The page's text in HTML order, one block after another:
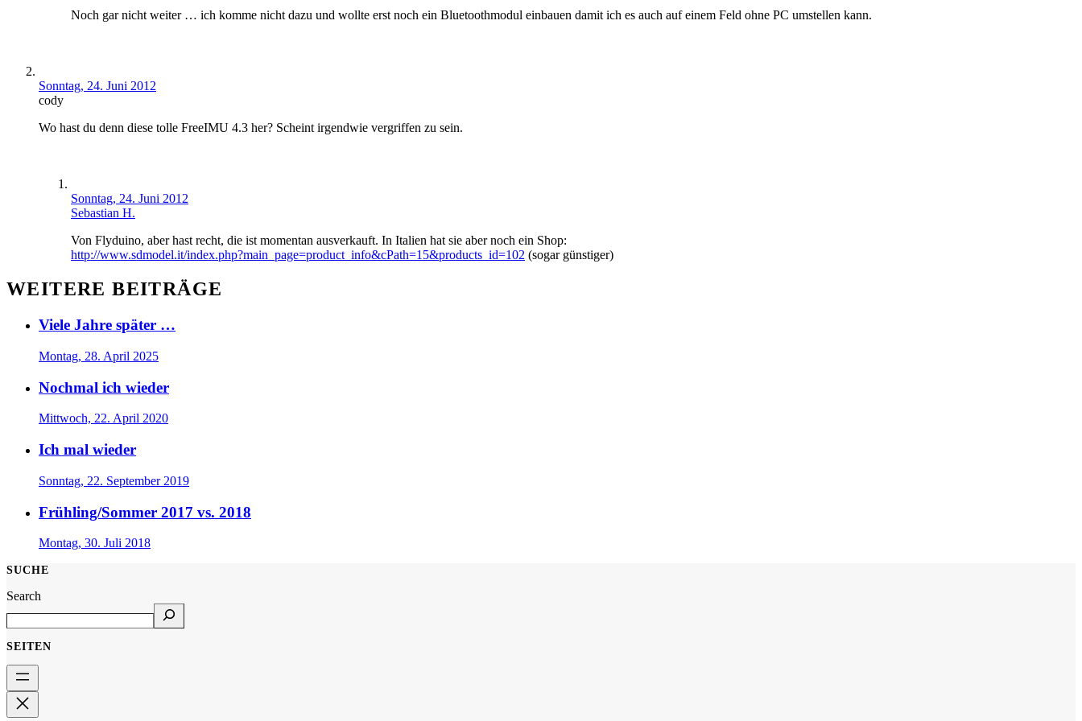
Noch gar nicht weiter … ich komme nicht dazu und wollte erst noch ein Bluetoothmodul einbauen damit ich es auch auf einem Feld ohne PC umstellen kann.
Sonntag, 24. Juni 2012
cody
Wo hast du denn diese tolle FreeIMU 4.3 her? Scheint irgendwie vergriffen zu sein.
Sonntag, 24. Juni 2012
Sebastian H.
Von Flyduino, aber hast recht, die ist momentan ausverkauft. In Italien hat sie aber noch ein Shop:
http://www.sdmodel.it/index.php?main_page=product_info&cPath=15&products_id=102 (sogar günstiger)
WEITERE BEITRÄGE
Viele Jahre später …
Montag, 28. April 2025
Nochmal ich wieder
Mittwoch, 22. April 2020
Ich mal wieder
Sonntag, 22. September 2019
Frühling/Sommer 2017 vs. 2018
Montag, 30. Juli 2018
SUCHE
Search
SEITEN